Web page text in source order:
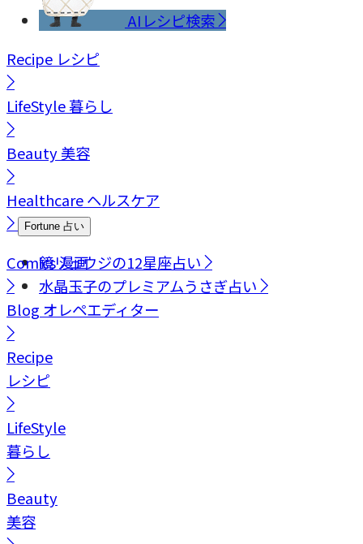
AIレシピ検索
Recipe レシピ
LifeStyle暮らし
Beauty美容
Healthcareヘルスケア
Fortune 占い
鏡リュウジの12星座占い
水晶玉子のプレミアムうさぎ占い
Comics漫画
Blog オレペエディター
Recipe
レシピ
LifeStyle
暮らし
Beauty
美容